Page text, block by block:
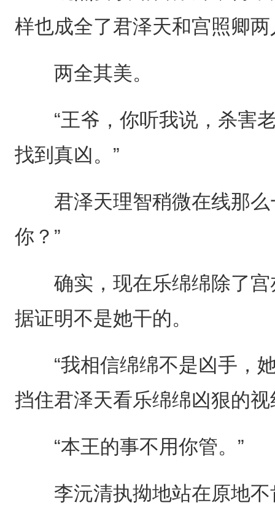
样也成全了君泽天和宫照卿两
两全其美。
“王爷，你听我说，杀害老
找到真凶。”
君泽天理智稍微在线那么
你？”
确实，现在乐绵绵除了宫
据证明不是她干的。
“我相信绵绵不是凶手，她
挡住君泽天看乐绵绵凶狠的视
“本王的事不用你管。”
李沅清执拗地站在原地不